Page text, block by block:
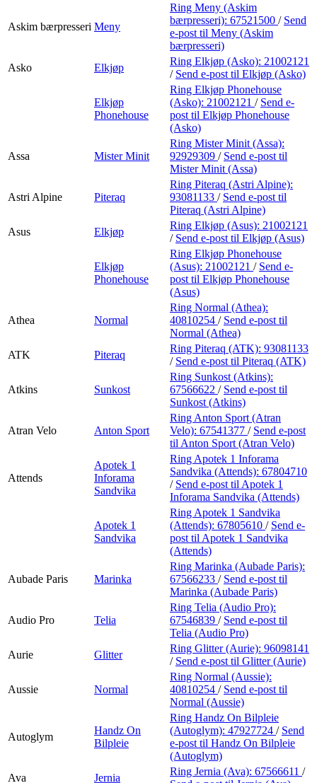
Askim bærpresseri Meny
Ring Meny (Askim
bærpresseri): 67521500 / Send
e-post til Meny (Askim
bærpresseri)
Asko
Elkjøp
Ring Elkjøp (Asko): 21002121
/ Send e-post til Elkjøp (Asko)
Elkjøp
Phonehouse
Ring Elkjøp Phonehouse
(Asko): 21002121 / Send e-
post til Elkjøp Phonehouse
(Asko)
Assa Mister Minit
Ring Mister Minit (Assa):
92929309 / Send e-post til
Mister Minit (Assa)
Astri Alpine Piteraq
Ring Piteraq (Astri Alpine):
93081133 / Send e-post til
Piteraq (Astri Alpine)
Asus
Elkjøp
Ring Elkjøp (Asus): 21002121
/ Send e-post til Elkjøp (Asus)
Elkjøp
Phonehouse
Ring Elkjøp Phonehouse
(Asus): 21002121 / Send e-
post til Elkjøp Phonehouse
(Asus)
Athea Normal
Ring Normal (Athea):
40810254 / Send e-post til
Normal (Athea)
ATK
Piteraq
Ring Piteraq (ATK): 93081133
/ Send e-post til Piteraq (ATK)
Atkins Sunkost
Ring Sunkost (Atkins):
67566622 / Send e-post til
Sunkost (Atkins)
Atran Velo Anton Sport
Ring Anton Sport (Atran
Velo): 67541377 / Send e-post
til Anton Sport (Atran Velo)
Attends
Apotek 1
Inforama
Sandvika
Ring Apotek 1 Inforama
Sandvika (Attends): 67804710
/ Send e-post til Apotek 1
Inforama Sandvika (Attends)
Apotek 1
Sandvika
Ring Apotek 1 Sandvika
(Attends): 67805610 / Send e-
post til Apotek 1 Sandvika
(Attends)
Aubade Paris Marinka
Ring Marinka (Aubade Paris):
67566233 / Send e-post til
Marinka (Aubade Paris)
Audio Pro Telia
Ring Telia (Audio Pro):
67546839 / Send e-post til
Telia (Audio Pro)
Aurie
Glitter
Ring Glitter (Aurie): 96098141
/ Send e-post til Glitter (Aurie)
Aussie Normal
Ring Normal (Aussie):
40810254 / Send e-post til
Normal (Aussie)
Autoglym
Handz On
Bilpleie
Ring Handz On Bilpleie
(Autoglym): 47927724 / Send
e-post til Handz On Bilpleie
(Autoglym)
Ava
Jernia
Ring Jernia (Ava): 67566611 /